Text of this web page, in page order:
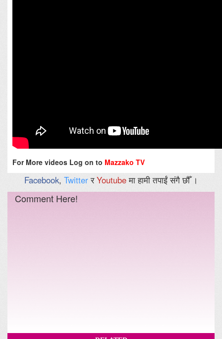
For More videos Log on to Mazzako TV
Facebook, TwitterरYoutubeमा हामी तपाईं संगै छौँ ।
Comment Here!